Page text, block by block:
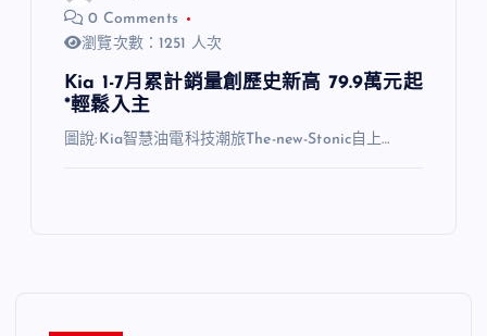
0 Comments
瀏覽次數：1251 人次
Kia 1-7月累計銷量創歷史新高 79.9萬元起
*輕鬆入主
圖說:Kia智慧油電科技潮旅The-new-Stonic自上…